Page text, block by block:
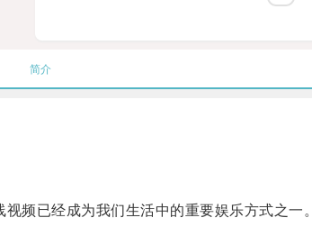
简介
已经成为我们生活中的重要娱乐方式之一。